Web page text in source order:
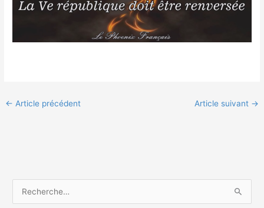
← Article précédent Article suivant →